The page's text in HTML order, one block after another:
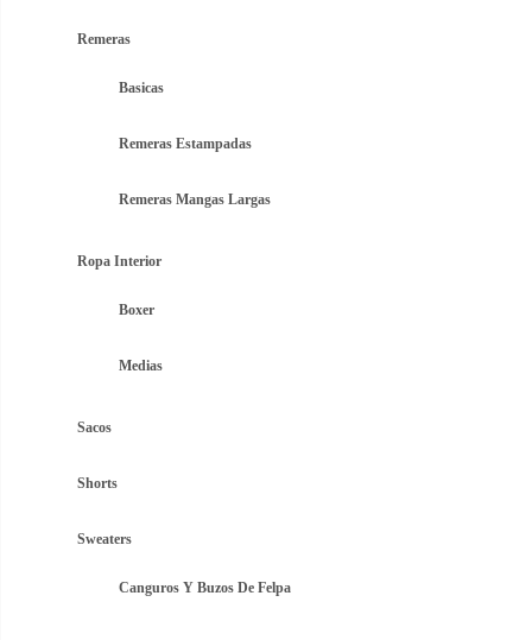
Remeras
Basicas
Remeras Estampadas
Remeras Mangas Largas
Ropa Interior
Boxer
Medias
Sacos
Shorts
Sweaters
Canguros Y Buzos De Felpa